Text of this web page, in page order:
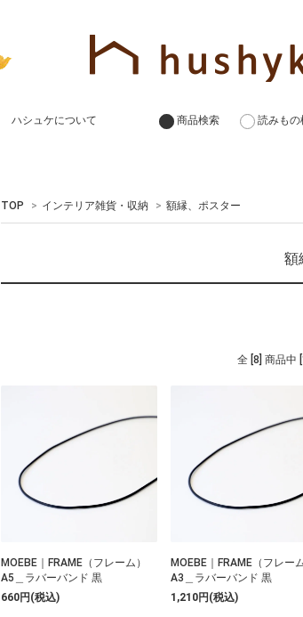
ハシュケについて 商品検索 読みもの
TOP > インテリア雑貨・収納 > 額縁、ポスター
額
全 [8] 商品中
MOEBE｜FRAME（フレーム）
A5＿ラバーバンド 黒
660円(税込)
MOEBE｜FRAME（フレーム
A3＿ラバーバンド 黒
1,210円(税込)